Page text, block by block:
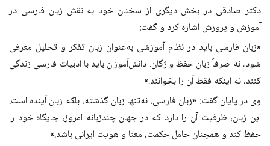
دکتر صادقی در بخش دیگری از سخنان خود به نقش زبان فارسی در
آموزش و پرورش اشاره کرد و گفت:
«زبان فارسی باید در نظام آموزشی به‌عنوان زبان تفکر و تحلیل معرفی
شود، نه صرفاً زبان حفظ واژگان. دانش‌آموزان باید با ادبیات فارسی زندگی
کنند، نه اینکه فقط آن را بخوانند.»
وی در پایان گفت: «زبان فارسی، نه‌تنها زبان گذشته، بلکه زبان آینده است.
این زبان، ظرفیت آن را دارد که در جهان چندزبانه امروز، جایگاه خود را
حفظ کند و همچنان حامل حکمت، معنا و هویت ایرانی باشد.»